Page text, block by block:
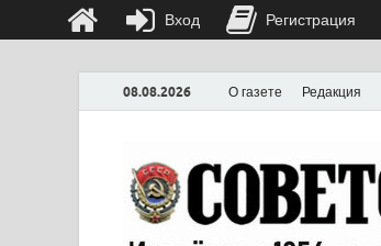
08.08.2026 О газете Редакция
Вход Регистрация